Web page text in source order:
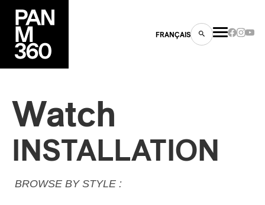
FRANÇAIS
Watch
INSTALLATION
BROWSE BY STYLE :